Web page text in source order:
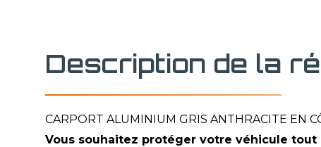
Description de la
CARPORT ALUMINIUM GRIS ANTHRACITE EN
Vous souhaitez protéger votre véhicule